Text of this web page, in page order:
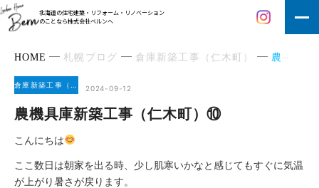
北海道の住宅建築・リフォーム・リノベーション
のことなら株式会社ベルンへ
HOME 札幌ブログ 倉庫新築工事（仁木町） 農機具庫新築工事（仁木町）⑩
倉庫新築工事（仁木町） 2024-09-12
農機具庫新築工事（仁木町）⑩
こんにちは
ここ数日は朝家を出る時、少し肌寒いかなと感じてもすぐに気温
が上がり暑さが戻ります。